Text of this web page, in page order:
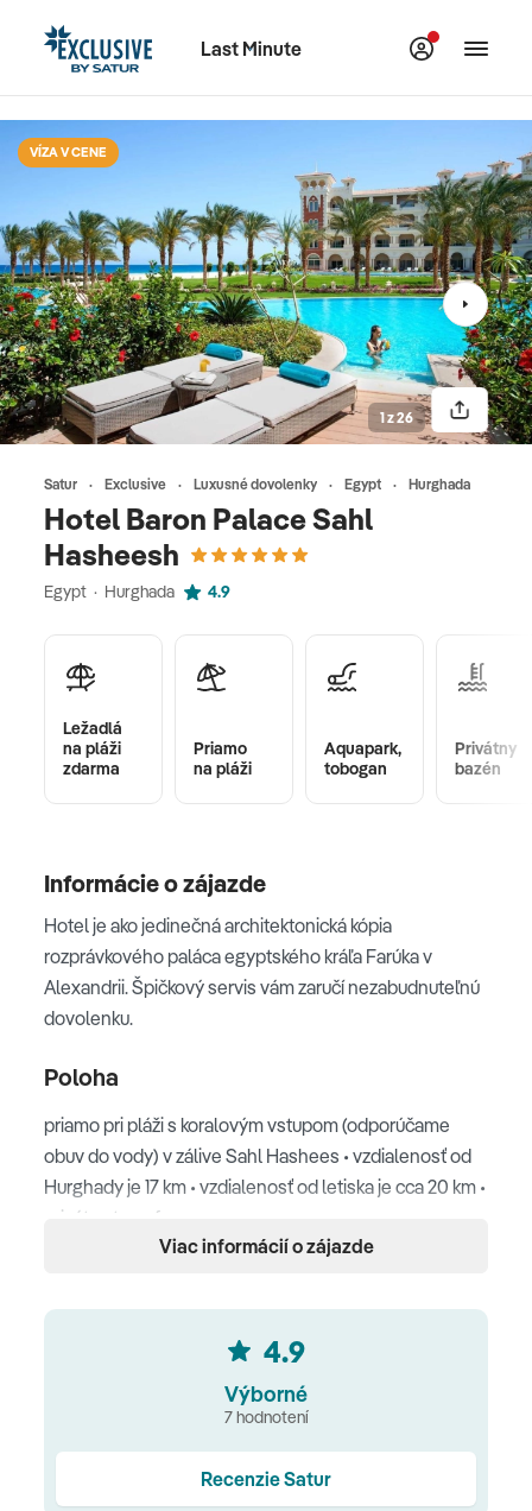
Last Minute
Satur Exclusive Luxusné dovolenky Egypt Hurghada
Hotel Baron Palace Sahl
Hasheesh
Egypt · Hurghada 4.9
VÍZA V CENE
1 z 26
Ležadlá
na pláži
zdarma
Priamo
na pláži
Aquapark,
tobogan
Privátny
bazén
Informácie o zájazde
Hotel je ako jedinečná architektonická kópia
rozprávkového paláca egyptského kráľa Farúka v
Alexandrii. Špičkový servis vám zaručí nezabudnuteľnú
dovolenku.
Poloha
priamo pri pláži s koralovým vstupom (odporúčame
obuv do vody) v zálive Sahl Hashees • vzdialenosť od
Hurghady je 17 km • vzdialenosť od letiska je cca 20 km •
privátny transfer
balkón alebo terasa • klimatizácia • Wi-Fi zdarma • trezor
(zdarma) • sedací kút • servis na prípravu kávy a čaju •
mini bar (nealko a voda) • LCD TV SAT • DVD prehrávač •
kúpeľňa so sprchou • WC • sušič vlasov
Superior izba Classic
Viac informácií o zájazde
4.9
Výborné
7 hodnotení
Recenzie Satur